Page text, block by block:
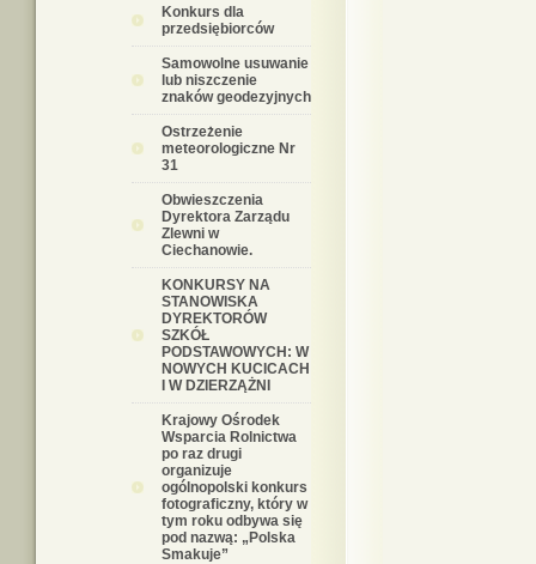
Konkurs dla
przedsiębiorców
Samowolne usuwanie
lub niszczenie
znaków geodezyjnych
Ostrzeżenie
meteorologiczne Nr
31
Obwieszczenia
Dyrektora Zarządu
Zlewni w
Ciechanowie.
KONKURSY NA
STANOWISKA
DYREKTORÓW
SZKÓŁ
PODSTAWOWYCH: W
NOWYCH KUCICACH
I W DZIERZĄŻNI
Krajowy Ośrodek
Wsparcia Rolnictwa
po raz drugi
organizuje
ogólnopolski konkurs
fotograficzny, który w
tym roku odbywa się
pod nazwą: „Polska
Smakuje”